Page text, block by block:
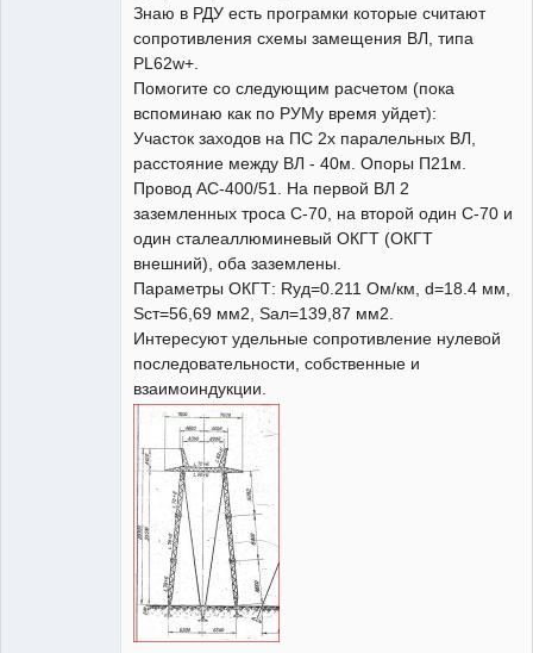
Знаю в РДУ есть програмки которые считают
сопротивления схемы замещения ВЛ, типа
PL62w+.
Помогите со следующим расчетом (пока
вспоминаю как по РУМу время уйдет):
Участок заходов на ПС 2х паралельных ВЛ,
расстояние между ВЛ - 40м. Опоры П21м.
Провод АС-400/51. На первой ВЛ 2
заземленных троса С-70, на второй один С-70 и
один сталеаллюминевый ОКГТ (ОКГТ
внешний), оба заземлены.
Параметры ОКГТ: Rуд=0.211 Ом/км, d=18.4 мм,
Sст=56,69 мм2, Sал=139,87 мм2.
Интересуют удельные сопротивление нулевой
последовательности, собственные и
взаимоиндукции.